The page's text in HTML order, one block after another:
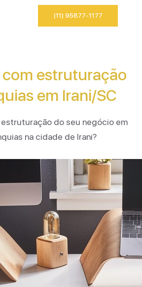
(11) 95877-1177
estruturação
em Irani/SC
estruturação do seu negócio em
na cidade de Irani?